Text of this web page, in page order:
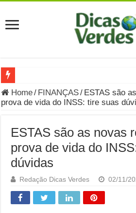
Grávida Pode Comer Pastrami?
Você sabe o que é uma Economia
Carta Psicografada de Isabella
Grávida pode comer picles e
Grávida pode comer Ceviche?
Carta Psicografada João Hélio:
Home/ FINANÇAS/ ESTAS são
prova de vida do INSS: tire suas
ESTAS são as novas
prova de vida do
dúvidas
Redação Dicas Verdes 02/11/